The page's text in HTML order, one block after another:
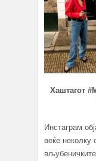
Хаштагот
Инстаграм
веќе неколку